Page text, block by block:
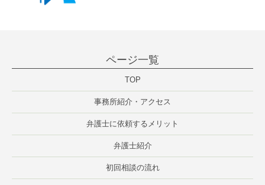
ページ一覧
TOP
事務所紹介・アクセス
弁護士に依頼するメリット
弁護士紹介
初回相談の流れ